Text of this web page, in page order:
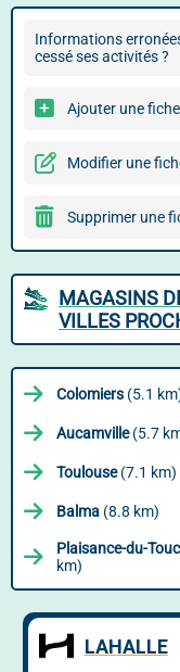
Informations
cessé ses activités ?
Ajouter une
Modifier une
Supprimer une
MAGASINS
VILLES
Colomiers (5.1
Aucamville(5.7
Toulouse(7.1 km)
Balma (8.8 km)
Plaisance-du-
km)